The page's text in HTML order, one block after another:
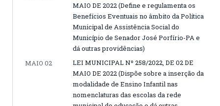
MAIO DE 2022 (Define e regulamenta os
Benefícios Eventuais no âmbito da Política
Municipal de Assistência Social do
Município de Senador José Porfírio-PA e
dá outras providências)
MAIO 02
LEI MUNICIPAL Nº 258/2022, DE 02 DE
MAIO DE 2022 (Dispõe sobre a inserção da
modalidade de Ensino Infantil nas
nomenclaturas das escolas da rede